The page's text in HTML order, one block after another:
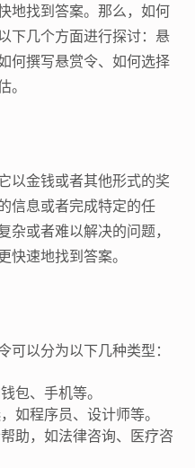
地找到答案。那么，如何
下几个方面进行探讨：悬
何撰写悬赏令、如何选择
。
以金钱或者其他形式的奖
信息或者完成特定的任
杂或者难以解决的问题，
快速地找到答案。
可以分为以下几种类型：
包、手机等。
如程序员、设计师等。
助，如法律咨询、医疗咨